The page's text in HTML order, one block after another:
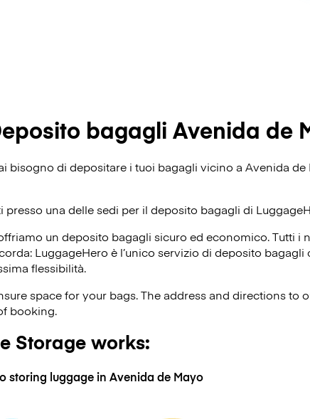
bagagli Avenida de
bisogno di depositare i tuoi bagagli vicino a Avenida
presso una delle sedi per il deposito bagagli di
un deposito bagagli sicuro ed economico. Tutti i
LuggageHero è l’unico servizio di deposito
flessibilità.
space for your bags. The address and directions to
booking.
Storage works:
storing luggage in Avenida de Mayo